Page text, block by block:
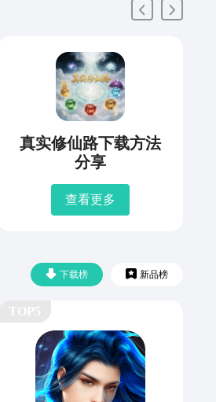
真实修仙路下载方法
分享
查看更多
下载榜 新品榜